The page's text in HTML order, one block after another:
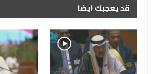
قد يعجبك ايضا